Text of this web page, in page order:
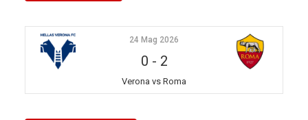
24 Mag 2026
0 - 2
Verona vs Roma